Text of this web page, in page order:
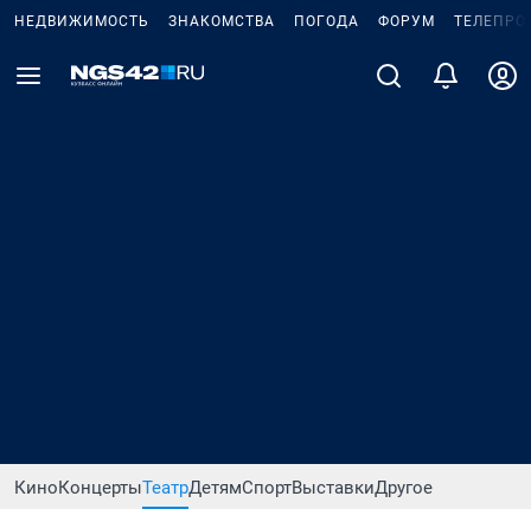
НЕДВИЖИМОСТЬ ЗНАКОМСТВА ПОГОДА ФОРУМ
КиноКонцертыТеатрДетямСпортВыставкиДругое